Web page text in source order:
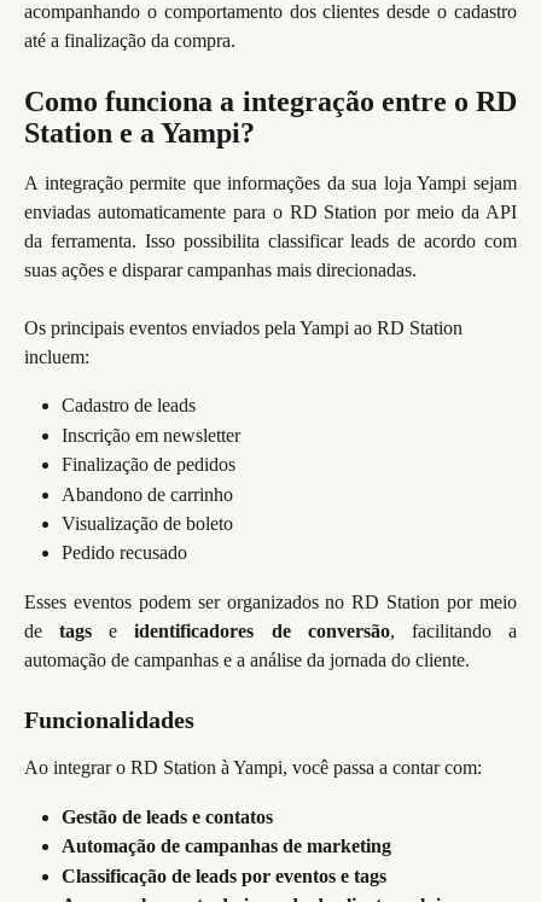
acompanhando o comportamento dos clientes desde o cadastro
até a finalização da compra.
Como funciona a integração entre o RD
Station e a Yampi?
A integração permite que informações da sua loja Yampi sejam
enviadas automaticamente para o RD Station por meio da API
da ferramenta. Isso possibilita classificar leads de acordo com
suas ações e disparar campanhas mais direcionadas.
Os principais eventos enviados pela Yampi ao RD Station
incluem:
Cadastro de leads
Inscrição em newsletter
Finalização de pedidos
Abandono de carrinho
Visualização de boleto
Pedido recusado
Esses eventos podem ser organizados no RD Station por meio
detags eidentificadores de conversão, facilitando a
automação de campanhas e a análise da jornada do cliente.
Funcionalidades
Ao integrar o RD Station à Yampi, você passa a contar com:
Gestão de leads e contatos
Automação de campanhas de marketing
Classificação de leads por eventos e tags